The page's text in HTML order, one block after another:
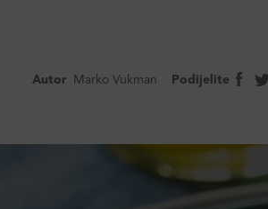
Autor Marko Vukman Podijelite